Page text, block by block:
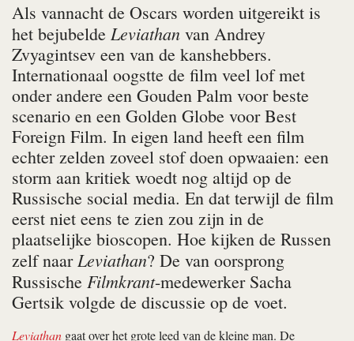
Als vannacht de Oscars worden uitgereikt is
het bejubelde Leviathan van Andrey
Zvyagintsev een van de kanshebbers.
Internationaal oogstte de film veel lof met
onder andere een Gouden Palm voor beste
scenario en een Golden Globe voor Best
Foreign Film. In eigen land heeft een film
echter zelden zoveel stof doen opwaaien: een
storm aan kritiek woedt nog altijd op de
Russische social media. En dat terwijl de film
eerst niet eens te zien zou zijn in de
plaatselijke bioscopen. Hoe kijken de Russen
zelf naarLeviathan? De van oorsprong
Russische Filmkrant-medewerker Sacha
Gertsik volgde de discussie op de voet.
Leviathan gaat over het grote leed van de kleine man. De